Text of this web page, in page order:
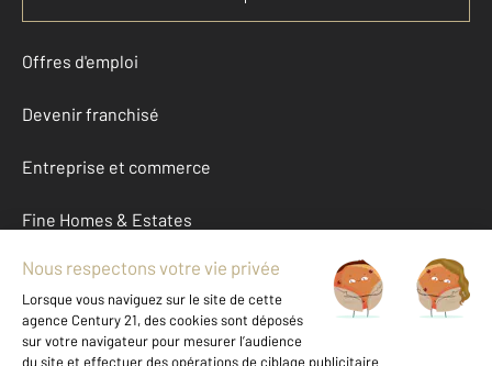
Offres d'emploi
Devenir franchisé
Entreprise et commerce
Fine Homes & Estates
À propos
International